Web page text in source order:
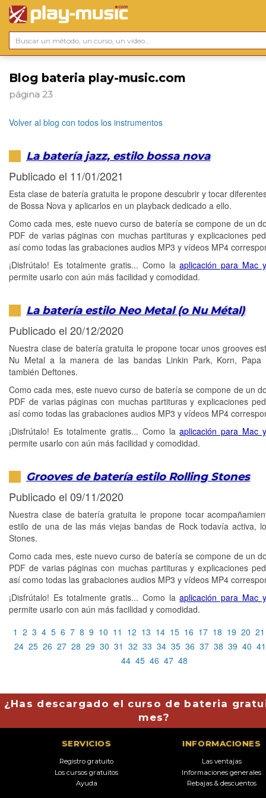
Blog bateria play-music.com
página 23
Volver al blog con todos los instrumentos
La batería jazz, estilo bossa nova
Publicado el 11/01/2021
Esta clase de batería gratuita le propone descubrir y tocar
de Bossa Nova y aplicarlos en un playback dedicado a ello.
Como cada mes, este nuevo curso de batería se compone de un
PDF de varias páginas con muchas partituras y explicaciones
así como todas las grabaciones audios MP3 y vídeos MP4
¡Disfrútalo! Es totalmente gratis... Como laaplicación para Mac
permite usarlo con aún más facilidad y comodidad.
La batería estilo Neo Metal (o Nu Métal)
Publicado el 20/12/2020
Nuestra clase de batería gratuita le propone tocar unos grooves
Nu Metal a la manera de las bandas Linkin Park, Korn, Papa
también Deftones.
Como cada mes, este nuevo curso de batería se compone de un
PDF de varias páginas con muchas partituras y explicaciones
así como todas las grabaciones audios MP3 y vídeos MP4
¡Disfrútalo! Es totalmente gratis... Como laaplicación para Mac
permite usarlo con aún más facilidad y comodidad.
Grooves de batería estilo Rolling Stones
Publicado el 09/11/2020
Nuestra clase de batería gratuita le propone tocar
estilo de una de las más viejas bandas de Rock todavía activa,
Stones.
Como cada mes, este nuevo curso de batería se compone de un
PDF de varias páginas con muchas partituras y explicaciones
así como todas las grabaciones audios MP3 y vídeos MP4
¡Disfrútalo! Es totalmente gratis... Como laaplicación para Mac
permite usarlo con aún más facilidad y comodidad.
1 2 3 4 5 6 7 8 9 10 11 12 13 14 15 16 17 18 19 20 21
24 25 26 27 28 29 30 31 32 33 34 35 36 37 38 39 40 41
44 45 46 47 48
¿Has descargado el curso de bateria
mes?
SERVICIOS
Registro gratuito
Los cursos gratuitos
Ayuda
INFORMACIONES
Las ventajas
Informaciones generales
Rebajas & descuentos